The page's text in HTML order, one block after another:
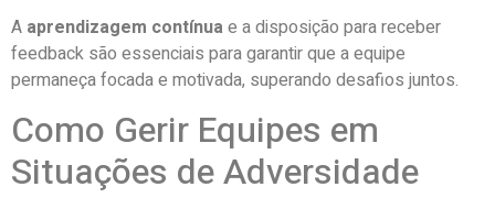
A aprendizagem contínuae a disposição para receber
feedback são essenciais para garantir que a equipe
permaneça focada e motivada, superando desafios juntos.
Como Gerir Equipes em
Situações de Adversidade